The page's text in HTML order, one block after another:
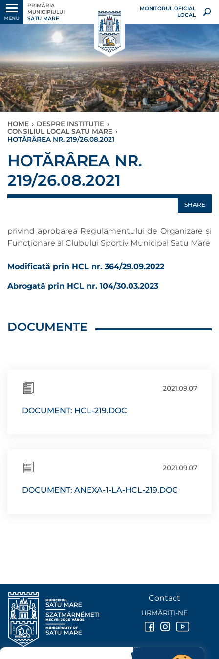
MENU
PRIMĂRIA
MUNICIPIULUI
SATU MARE
MONITORUL OFICIAL
LOCAL
HOME › DESPRE INSTITUȚIE ›
CONSILIUL LOCAL SATU MARE ›
HOTĂRÂREA NR. 219/26.08.2021
HOTĂRÂREA NR.
219/26.08.2021
SHARE
privind aprobarea Regulamentului de Organizare și
Funcționare al Clubului Sportiv Municipal Satu Mare
Modificată prin HCL nr. 364/29.09.2022
Abrogată prin HCL nr. 104/30.03.2023
DOCUMENTE
2021.09.07
DOCUMENT: HCL-219.DOC
2021.09.07
DOCUMENT: ANEXA-1-LA-HCL-219.DOC
Contact
URMĂRIȚI-NE